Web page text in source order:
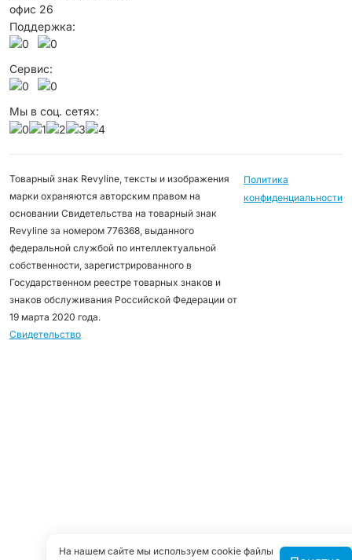
офис 26
Поддержка:
Сервис:
Мы в соц. сетях:
Товарный знак Revyline, тексты и изображения
марки охраняются авторским правом на
основании Свидетельства на товарный знак
Revyline за номером 776368, выданного
федеральной службой по интеллектуальной
собственности, зарегистрированного в
Государственном реестре товарных знаков и
знаков обслуживания Российской Федерации от
19 марта 2020 года.
Свидетельство
Политика
конфиденциальности
На нашем сайте мы используем cookie файлы